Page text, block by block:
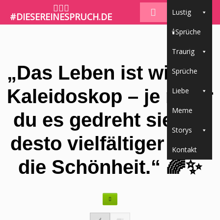
🤷🏼‍♀️
#DIESEREINESPRUCH.DE Lustig
🕯Sprüche
Traurig
Sprüche
Liebe
Meme
Storys
Kontakt
„Das Leben ist wie ein
Kaleidoskop – je mehr
du es gedreht siehst,
desto vielfältiger wird
die Schönheit.“ 🌈✨